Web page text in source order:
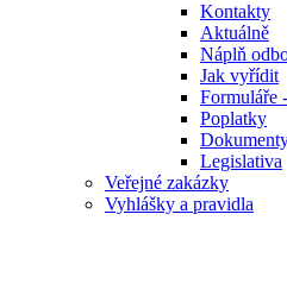
Kontakty
Aktuálně
Náplň
Jak vyřídit
Formuláře
Poplatky
Legislativa
Veřejné zakázky
Vyhlášky a pravidla